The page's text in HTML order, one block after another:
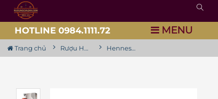
HOTLINE 0984.1111.72 MENU
Trang chủ Rượu Hennessy Hennessy James Hennessy